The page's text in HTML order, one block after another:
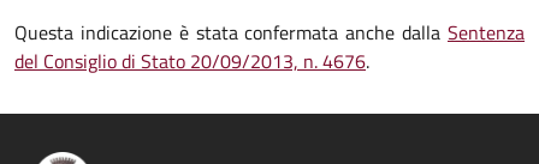
Questa indicazione è stata confermata anche dalla Sentenza
del Consiglio di Stato 20/09/2013, n. 4676.